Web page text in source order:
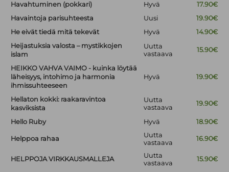
Havahtuminen (pokkari) Hyvä
17.90€
Havaintoja parisuhteesta
Uusi
19.90€
He eivät tiedä mitä tekevät
Hyvä
14.90€
Heijastuksia valosta – mystikkojen
islam
Uutta
vastaava
15.90€
HEIKKO VAHVA VAIMO - kuinka löytää
läheisyys, intohimo ja harmonia
ihmissuhteeseen
Hyvä 19.90€
Hellaton kokki: raakaravintoa
kasviksista
Uutta
vastaava
19.90€
Hello Ruby Hyvä 18.90€
Helppoa rahaa
Uutta
vastaava
16.90€
HELPPOJA VIRKKAUSMALLEJA
Uutta
vastaava
15.90€